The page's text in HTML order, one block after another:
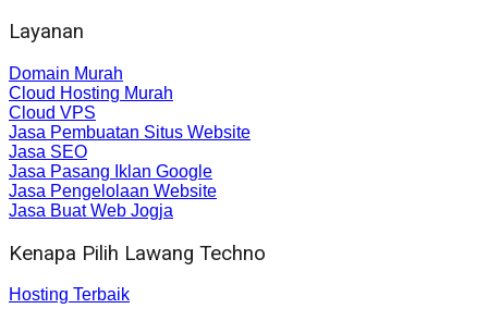
Layanan
Domain Murah
Cloud Hosting Murah
Cloud VPS
Jasa Pembuatan Situs Website
Jasa SEO
Jasa Pasang Iklan Google
Jasa Pengelolaan Website
Jasa Buat Web Jogja
Kenapa Pilih Lawang Techno
Hosting Terbaik